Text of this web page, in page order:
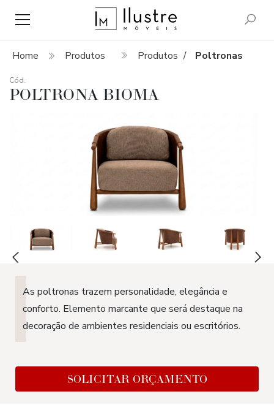
Home Produtos Produtos / Poltronas
Cód.
POLTRONA BIOMA
As poltronas trazem personalidade, elegância e
conforto. Elemento marcante que será destaque na
decoração de ambientes residenciais ou escritórios.
SOLICITAR ORÇAMENTO